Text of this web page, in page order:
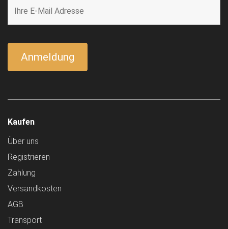
Kaufen
Über uns
Registrieren
Zahlung
Versandkosten
AGB
Transport